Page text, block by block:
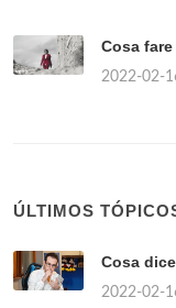
Cosa
2022-02-
ÚLTIMOS
Cosa
2022-02-